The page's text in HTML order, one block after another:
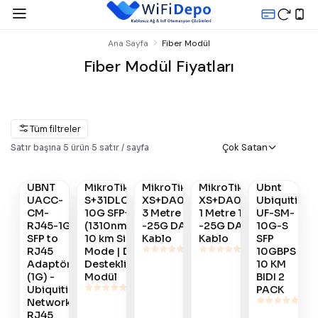
Ana Sayfa Fiber Modül
Fiber Modül Fiyatları
Tüm filtreler
Satır başına 5 ürün·5 satır / sayfa Çok Satan
809
Satın
UBNT
UACC-
CM-
RJ45-1G
SFP to
RJ45
Adaptör
(1G) -
Ubiquiti
Networks
RJ45
799
Satın
MikroTik
S+31DLC10D
10G SFP+
(1310nm) |
10 km Single
Mode | DDM
Destekli LC
Modül
367
Satın
MikroTik
XS+DA0003
3 Metre 10G
-25G DAC
Kablo
#366
Satın
MikroTik
XS+DA0001
1 Metre 10G
-25G DAC
Kablo
#195
Satın
Ubnt
Ubiquiti
UF-SM-
10G-S
SFP
10GBPS
10 KM
BIDI 2
PACK